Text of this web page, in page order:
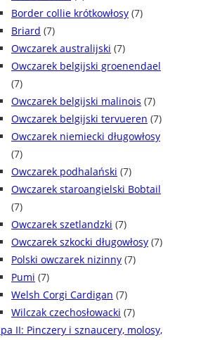
Border collie krótkowłosy (7)
Briard (7)
Owczarek australijski (7)
Owczarek belgijski groenendael
(7)
Owczarek belgijski malinois (7)
Owczarek belgijski tervueren (7)
Owczarek niemiecki długowłosy
(7)
Owczarek podhalański (7)
Owczarek staroangielski Bobtail
(7)
Owczarek szetlandzki (7)
Owczarek szkocki długowłosy (7)
Polski owczarek nizinny (7)
Pumi (7)
Welsh Corgi Cardigan (7)
Wilczak czechosłowacki (7)
II: Pinczery i sznaucery, molosy,